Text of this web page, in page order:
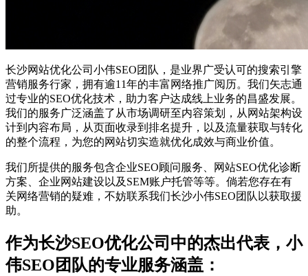
长沙网站优化公司小伟SEO团队，是业界广受认可的搜索引擎
营销服务行家，拥有逾11年的丰富网络推广阅历。我们矢志通
过专业的SEO优化技术，助力客户达成线上业务的昌盛发展。
我们的服务广泛涵盖了从市场调研至内容策划，从网站架构设
计到内容布局，从页面收录到排名提升，以及流量获取与转化
的整个流程，为您的网站切实造就优化成效与商业价值。
我们所提供的服务包含企业SEO顾问服务、网站SEO优化诊断
方案、企业网站建设以及SEM账户托管等等。倘若您存在有
关网络营销的疑难，不妨联系我们长沙小伟SEO团队以获取援
助。
作为长沙SEO优化公司中的杰出代表，小
伟SEO团队的专业服务涵盖：